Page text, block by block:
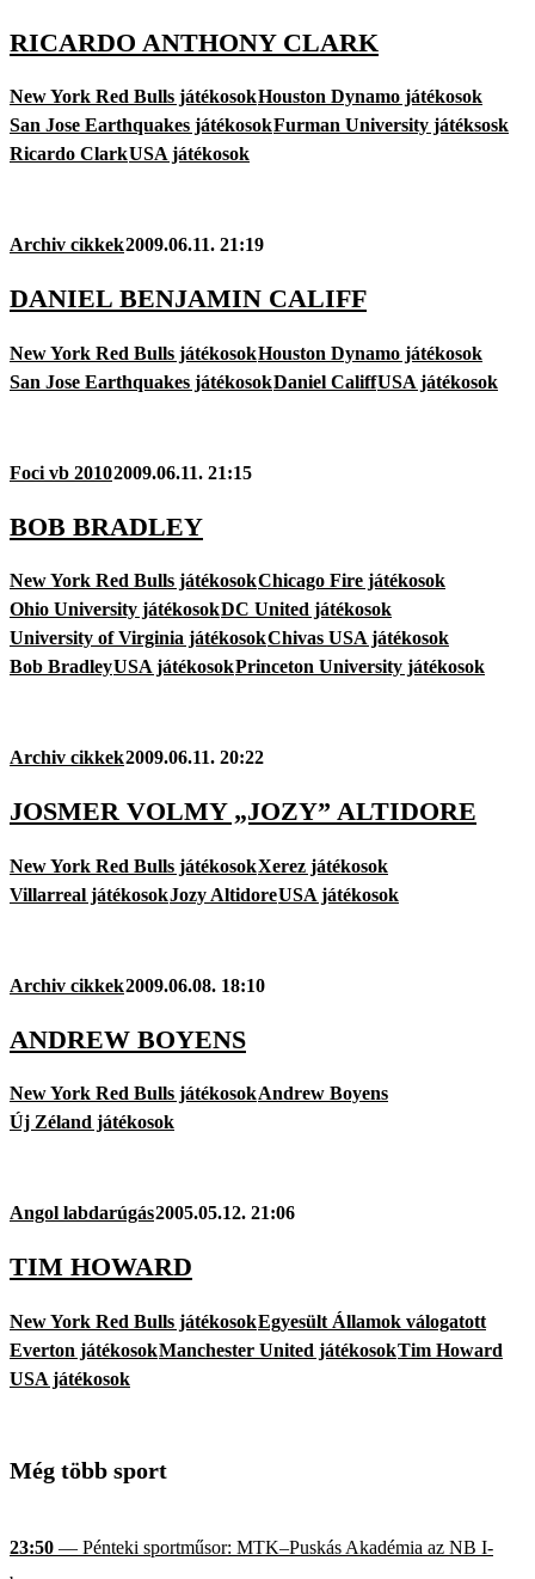
RICARDO ANTHONY CLARK
New York Red Bulls játékosokHouston Dynamo játékosok
San Jose Earthquakes játékosokFurman University játéksosk
Ricardo ClarkUSA játékosok
Archiv cikkek2009.06.11. 21:19
DANIEL BENJAMIN CALIFF
New York Red Bulls játékosokHouston Dynamo játékosok
San Jose Earthquakes játékosokDaniel CaliffUSA játékosok
Foci vb 20102009.06.11. 21:15
BOB BRADLEY
New York Red Bulls játékosokChicago Fire játékosok
Ohio University játékosokDC United játékosok
University of Virginia játékosokChivas USA játékosok
Bob BradleyUSA játékosokPrinceton University játékosok
Archiv cikkek2009.06.11. 20:22
JOSMER VOLMY „JOZY” ALTIDORE
New York Red Bulls játékosokXerez játékosok
Villarreal játékosokJozy AltidoreUSA játékosok
Archiv cikkek2009.06.08. 18:10
ANDREW BOYENS
New York Red Bulls játékosokAndrew Boyens
Új Zéland játékosok
Angol labdarúgás2005.05.12. 21:06
TIM HOWARD
New York Red Bulls játékosokEgyesült Államok válogatott
Everton játékosokManchester United játékosokTim Howard
USA játékosok
Még több sport
23:50 — Pénteki sportműsor: MTK–Puskás Akadémia az NB I-